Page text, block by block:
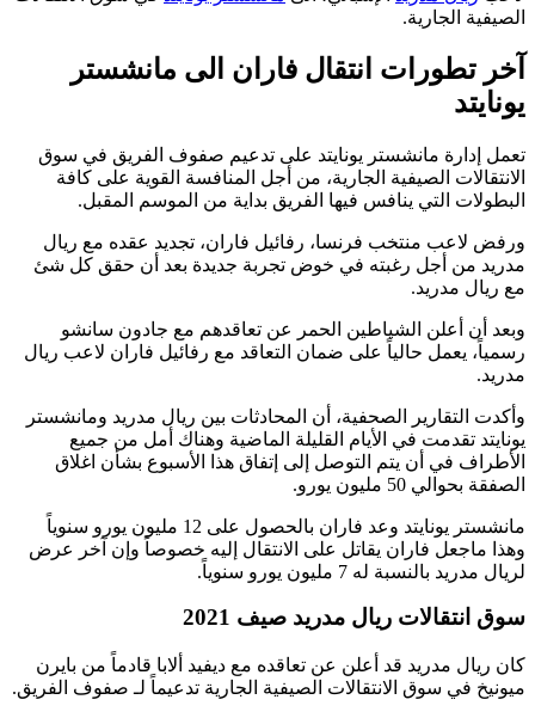
الصيفية الجارية.
آخر تطورات انتقال فاران الى مانشستر
يونايتد
تعمل إدارة مانشستر يونايتد على تدعيم صفوف الفريق في سوق
الانتقالات الصيفية الجارية، من أجل المنافسة القوية على كافة
البطولات التي ينافس فيها الفريق بداية من الموسم المقبل.
ورفض لاعب منتخب فرنسا، رفائيل فاران، تجديد عقده مع ريال
مدريد من أجل رغبته في خوض تجربة جديدة بعد أن حقق كل شئ
مع ريال مدريد.
وبعد أن أعلن الشياطين الحمر عن تعاقدهم مع جادون سانشو
رسمياً، يعمل حالياً على ضمان التعاقد مع رفائيل فاران لاعب ريال
مدريد.
وأكدت التقارير الصحفية، أن المحادثات بين ريال مدريد ومانشستر
يونايتد تقدمت في الأيام القليلة الماضية وهناك أمل من جميع
الأطراف في أن يتم التوصل إلى إتفاق هذا الأسبوع بشأن اغلاق
الصفقة بحوالي 50 مليون يورو.
مانشستر يونايتد وعد فاران بالحصول على 12 مليون يورو سنوياً
وهذا ماجعل فاران يقاتل على الانتقال إليه خصوصاً وإن آخر عرض
لريال مدريد بالنسبة له 7 مليون يورو سنوياً.
سوق انتقالات ريال مدريد صيف 2021
كان ريال مدريد قد أعلن عن تعاقده مع ديفيد ألابا قادماً من بايرن
ميونيخ في سوق الانتقالات الصيفية الجارية تدعيماً لـ صفوف الفريق.